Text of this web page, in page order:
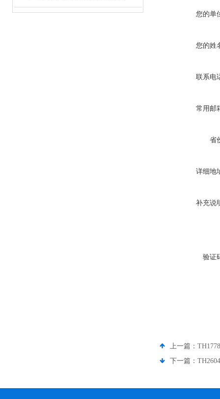
您的单
您的姓
联系电
常用邮
省
详细地
补充说
验证
上一篇：
下一篇：